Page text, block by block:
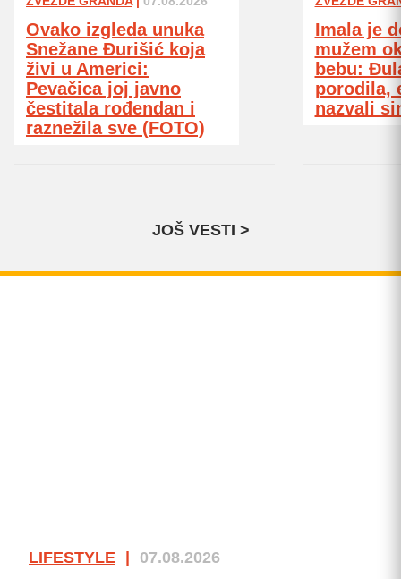
Ovako izgleda unuka
Snežane Đurišić koja
živi u Americi:
Pevačica joj javno
čestitala rođendan i
raznežila sve (FOTO)
Imala je
mužem
bebu:
porodila,
nazvali
JOŠ VESTI >
LIFESTYLE | 07.08.2026